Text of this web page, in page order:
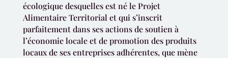
écologique desquelles est né le Projet
Alimentaire Territorial et qui s’inscrit
parfaitement dans ses actions de soutien à
l’économie locale et de promotion des produits
locaux de ses entreprises adhérentes, que mène